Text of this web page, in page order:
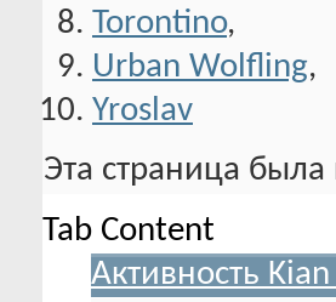
Torontino,
Urban Wolfling,
Yroslav
Эта страница
Tab Content
Активность